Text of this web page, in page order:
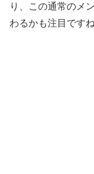
り、この通常のメ
わるかも注目ですね